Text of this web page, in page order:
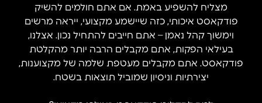
מצליח להשפיע באמת. אם אתם חולמים להשיק
פודקאסט איכותי, כזה שיישמע מקצועי, ייראה מרשים
וימשוך קהל נאמן – אתם חייבים להתחיל נכון. אצלנו,
בעילאי הפקות, אתם מקבלים הרבה יותר מהקלטת
פודקאסט. אתם מקבלים מעטפת שלמה של מקצוענות,
יצירתיות וניסיון שמוביל תוצאות בשטח.